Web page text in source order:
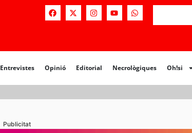
Entrevistes Opinió Editorial Necrològiques Oh!si
Opinió Editorial Necrològiques
Publicitat